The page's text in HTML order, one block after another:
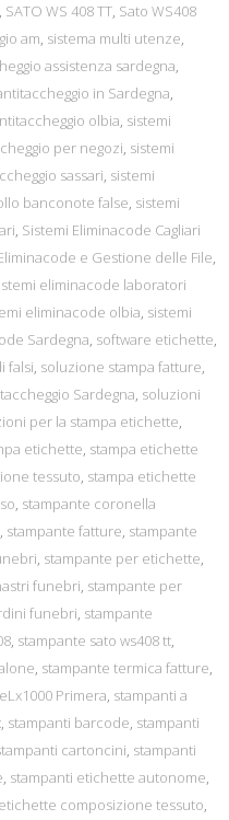
, SATO WS 408 TT, Sato WS408
am, sistema multi utenze,
assistenza sardegna,
in Sardegna,
olbia, sistemi
per negozi, sistemi
sassari, sistemi
banconote false, sistemi
, Sistemi Eliminacode Cagliari
e Gestione delle File,
eliminacode laboratori
eliminacode olbia, sistemi
Sardegna, software etichette,
falsi, soluzione stampa fatture,
Sardegna, soluzioni
per la stampa etichette,
etichette, stampa etichette
tessuto, stampa etichette
, stampante coronella
, stampante fatture, stampante
, stampante per etichette,
funebri, stampante per
funebri, stampante
, stampante sato ws408 tt,
, stampante termica fatture,
Primera, stampanti a
, stampanti barcode, stampanti
cartoncini, stampanti
, stampanti etichette autonome,
composizione tessuto,